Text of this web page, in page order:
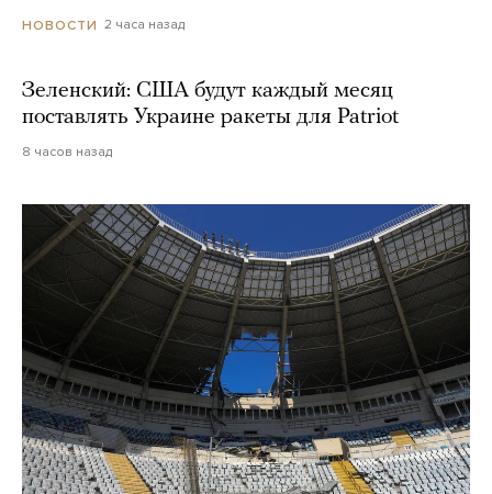
НОВОСТИ 2 часа назад
Зеленский: США будут каждый месяц
поставлять Украине ракеты для Patriot
8 часов назад